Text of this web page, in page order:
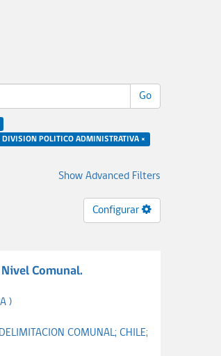
Go
POLITICO ADMINISTRATIVA ×
Show Advanced Filters
Configurar
Comunal.
)
DELIMITACION COMUNAL; CHILE;